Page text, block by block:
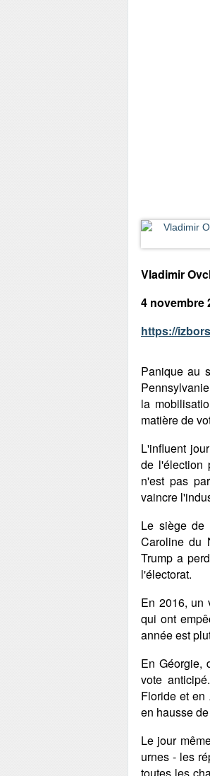
Vladimir
4 novembre
https://
Panique au
la
matière de
L'influent
de l'élection
n'est pas
vaincre
Le siège de
Caroline du
Trump a
l'électorat.
En 2016, un
qui ont
année est
En Géorgie,
vote
Floride et en
en hausse
Le jour
urnes - les